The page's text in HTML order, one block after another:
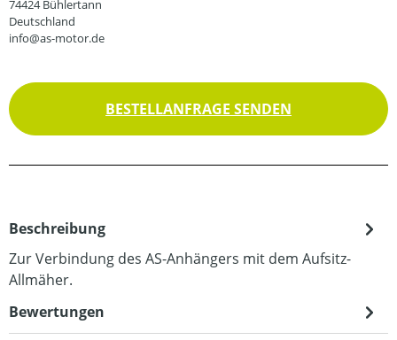
74424 Bühlertann
Deutschland
info@as-motor.de
BESTELLANFRAGE SENDEN
Beschreibung
Zur Verbindung des AS-Anhängers mit dem Aufsitz-
Allmäher.
Bewertungen